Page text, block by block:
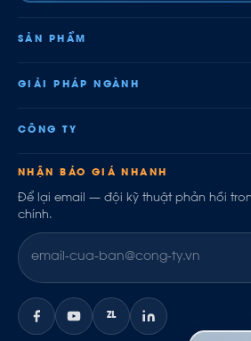
SẢN PHẨM
GIẢI PHÁP NGÀNH
CÔNG TY
NHẬN BÁO GIÁ NHANH
Để lại email — đội kỹ thuật phản hồi
chính.
ZL